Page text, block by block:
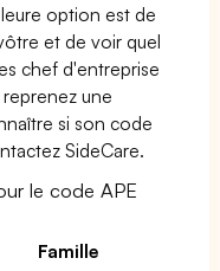
option est de
et de voir quel
chef d'entreprise
une
si son code
SideCare.
le code APE
Famille